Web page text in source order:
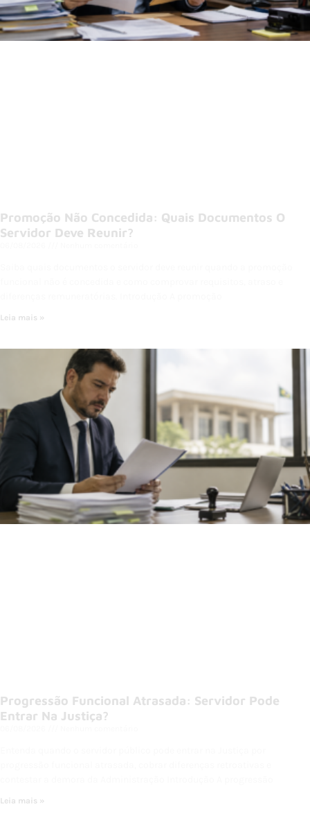
Promoção Não Concedida: Quais Documentos O
Servidor Deve Reunir?
Leia mais »
Progressão Funcional Atrasada: Servidor Pode
Entrar Na Justiça?
Leia mais »